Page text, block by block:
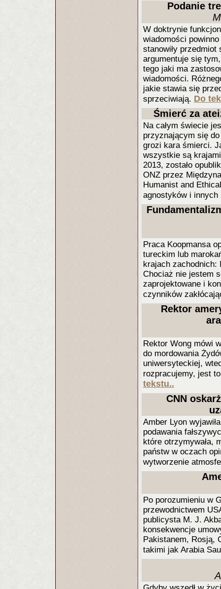
Podanie
W doktrynie
wiadomości
stanowiły
argumentuje się
tego jaki ma
wiadomości.
jakie stawia się
sprzeciwiają. Do
Śmierć za
Na całym świecie
przyznającym się
grozi kara śmierci.
wszystkie są
2013, zostało
ONZ przez
Humanist and
agnostyków i
Praca Koopmansa
tureckim lub
krajach zachodnich:
Chociaż nie jestem
zaprojektowane i
czynników
Rektor
Rektor Wong mówi
do mordowania
uniwersyteckiej,
rozpracujemy, jest
tekstu..
CNN
Amber Lyon
podawania
które otrzymywała,
państw w oczach
wytworzenie
Po porozumieniu w
przewodnictwem
publicysta M. J.
konsekwencje
Pakistanem, Rosją,
takimi jak Arabia